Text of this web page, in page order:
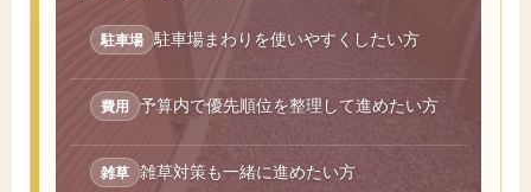
駐車場 駐車場まわりを使いやすくしたい方
費用 予算内で優先順位を整理して進めたい方
雑草 雑草対策も一緒に進めたい方